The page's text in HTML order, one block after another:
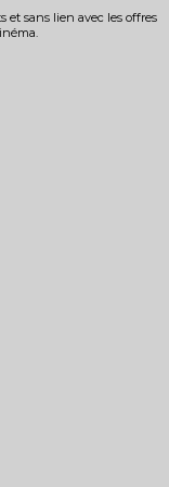
sans lien avec les offres